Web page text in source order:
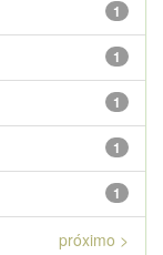
1
1
1
1
1
próximo >